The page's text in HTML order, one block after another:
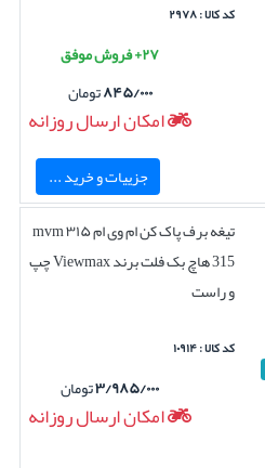
کد کالا : ۲۹۷۸
۲۷+ فروش موفق
۸۴۵/۰۰۰تومان
امکان ارسال روزانه
جزییات و خرید ...
تیغه برف پاک کن ام وی ام ۳۱۵ mvm
315 هاچ بک فلت برند Viewmax چپ
و راست
کد کالا : ۱۰۹۱۴
۳/۹۸۵/۰۰۰تومان
امکان ارسال روزانه